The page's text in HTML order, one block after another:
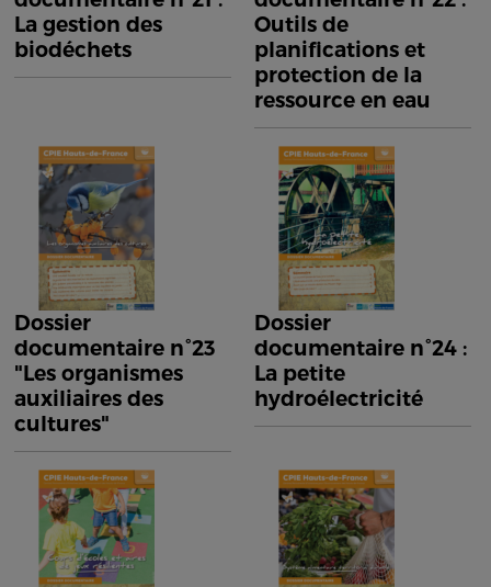
La gestion des
biodéchets
Outils de
planifications et
protection de la
ressource en eau
Dossier
documentaire n°23
"Les organismes
auxiliaires des
cultures"
Dossier
documentaire n°24 :
La petite
hydroélectricité